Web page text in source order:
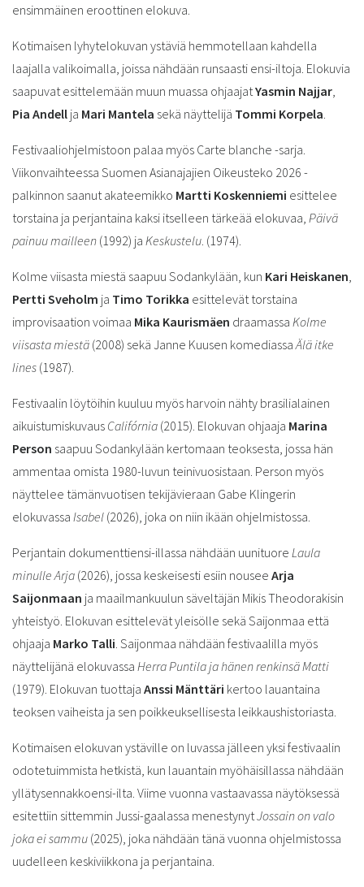
ensimmäinen eroottinen elokuva.
Kotimaisen lyhytelokuvan ystäviä hemmotellaan kahdella
laajalla valikoimalla, joissa nähdään runsaasti ensi-iltoja. Elokuvia
saapuvat esittelemään muun muassa ohjaajatYasmin Najjar
Pia Andell ja Mari Mantela sekä näyttelijä Tommi Korpela
Festivaaliohjelmistoon palaa myös Carte blanche -sarja.
Viikonvaihteessa Suomen Asianajajien Oikeusteko 2026 -
palkinnon saanut akateemikko Martti Koskenniemi esittelee
torstaina ja perjantaina kaksi itselleen tärkeää elokuvaa, Päivä
painuu mailleen (1992) ja Keskustelu . (1974).
Kolme viisasta miestä saapuu Sodankylään, kun Kari Heiskanen
Pertti Sveholm ja Timo Torikka esittelevät torstaina
improvisaation voimaa Mika Kaurismäen draamassa Kolme
viisasta miestä (2008) sekä Janne Kuusen komediassa Älä itke
Iines (1987).
Festivaalin löytöihin kuuluu myös harvoin nähty brasilialainen
aikuistumiskuvaus Califórnia (2015). Elokuvan ohjaaja Marina
Person saapuu Sodankylään kertomaan teoksesta, jossa hän
ammentaa omista 1980-luvun teinivuosistaan. Person myös
näyttelee tämänvuotisen tekijävieraan Gabe Klingerin
elokuvassa Isabel (2026), joka on niin ikään ohjelmistossa.
Perjantain dokumenttiensi-illassa nähdään uunituore Laula
minulle Arja (2026), jossa keskeisesti esiin nousee Arja
Saijonmaan ja maailmankuulun säveltäjän Mikis Theodorakisin
yhteistyö. Elokuvan esittelevät yleisölle sekä Saijonmaa että
ohjaaja Marko Talli . Saijonmaa nähdään festivaalilla myös
näyttelijänä elokuvassa Herra Puntila ja hänen renkinsä Matti
(1979). Elokuvan tuottaja Anssi Mänttäri kertoo lauantaina
teoksen vaiheista ja sen poikkeuksellisesta leikkaushistoriasta.
Kotimaisen elokuvan ystäville on luvassa jälleen yksi festivaalin
odotetuimmista hetkistä, kun lauantain myöhäisillassa nähdään
yllätysennakkoensi-ilta. Viime vuonna vastaavassa näytöksessä
esitettiin sittemmin Jussi-gaalassa menestynytJossain on valo
joka ei sammu (2025), joka nähdään tänä vuonna ohjelmistossa
uudelleen keskiviikkona ja perjantaina.